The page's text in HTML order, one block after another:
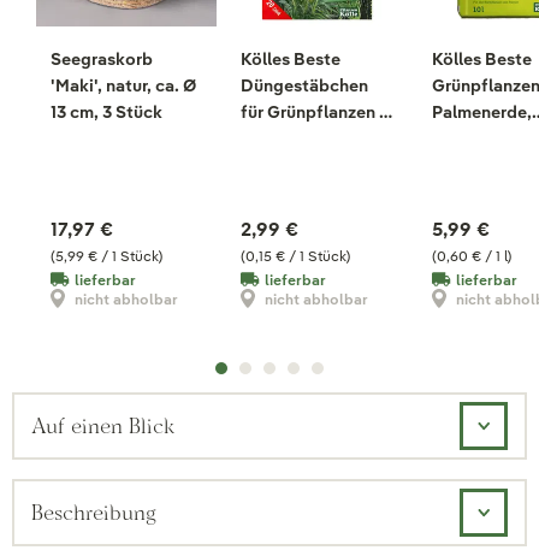
Seegraskorb
'Maki', natur, ca. Ø
13 cm, 3 Stück
(5,99 € / 1 Stück)
17,97 €
lieferbar
nicht abholbar
Kölles Beste
Düngestäbchen
für Grünpflanzen &
(0,15 € / 1 Stück)
2,99 €
lieferbar
nicht abholbar
Kölles Beste
Palmenerde,
(0,60 € / 1 l)
5,99 €
lieferbar
nicht
Auf einen Blick
Beschreibung